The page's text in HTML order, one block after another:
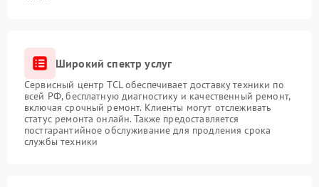
Широкий спектр услуг
Сервисный центр TCL обеспечивает доставку техники по
всей РФ, бесплатную диагностику и качественный ремонт,
включая срочный ремонт. Клиенты могут отслеживать
статус ремонта онлайн. Также предоставляется
постгарантийное обслуживание для продления срока
службы техники